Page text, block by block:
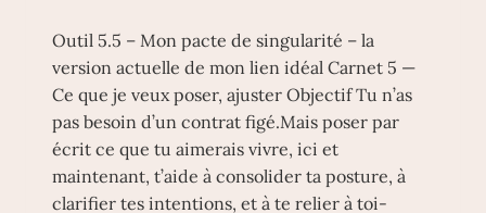
Outil 5.5 – Mon pacte de singularité – la
version actuelle de mon lien idéal Carnet 5 —
Ce que je veux poser, ajuster Objectif Tu n’as
pas besoin d’un contrat figé.Mais poser par
écrit ce que tu aimerais vivre, ici et
maintenant, t’aide à consolider ta posture, à
clarifier tes intentions, et à te relier à toi-